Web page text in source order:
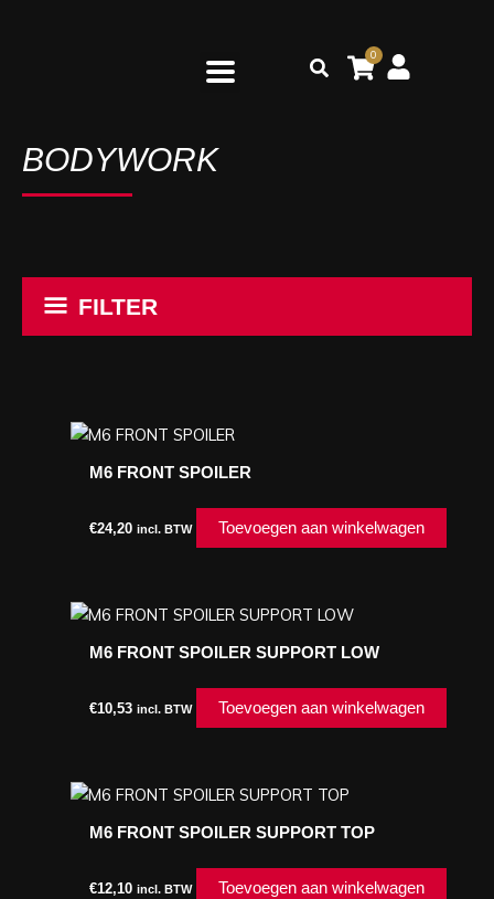
Zoeken
0
BODYWORK
FILTER
M6 FRONT SPOILER
€24,20 incl. BTW Toevoegen aan winkelwagen
M6 FRONT SPOILER SUPPORT LOW
€10,53 incl. BTW Toevoegen aan winkelwagen
M6 FRONT SPOILER SUPPORT TOP
€12,10 incl. BTW Toevoegen aan winkelwagen